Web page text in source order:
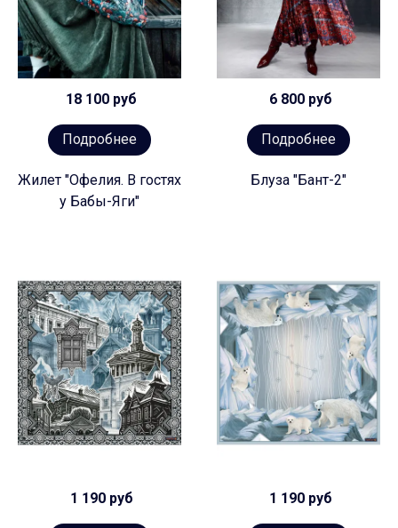
18 100 руб
Подробнее
Жилет "Офелия. В гостях
у Бабы-Яги"
6 800 руб
Подробнее
Блуза "Бант-2"
1 190 руб 1 190 руб